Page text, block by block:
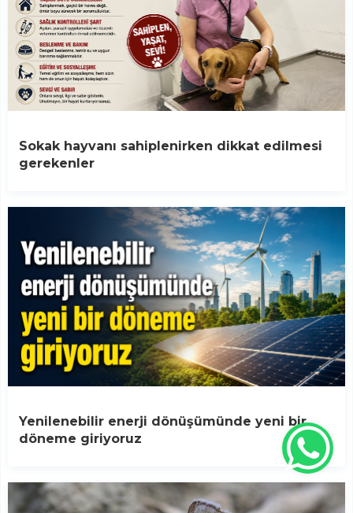
Sokak hayvanı sahiplenirken dikkat edilmesi
gerekenler
Yenilenebilir enerji dönüşümünde yeni bir
döneme giriyoruz